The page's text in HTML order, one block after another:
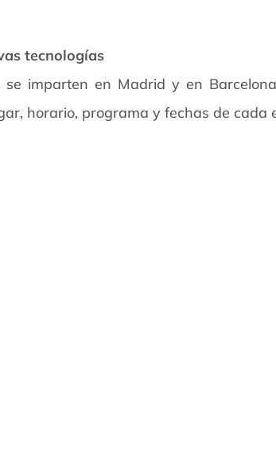
tecnologías
imparten en Madrid y en
horario, programa y fechas de cada